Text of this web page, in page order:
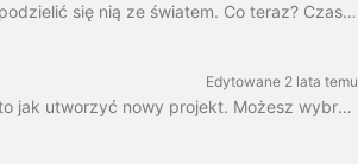
Skończyłeś swoją cyfrową reklamę marketingową i jesteś gotowy, aby podzielić się nią ze światem. Co teraz? Czas na publikację! W Wave.video ed...
Edytowane 2 lata temu
Przez "projekt" rozumiemy dowolne wideo utworzone w Wave.video. Oto jak utworzyć nowy projekt. Możesz wybrać i dostosować szablon wideo na stronie ...